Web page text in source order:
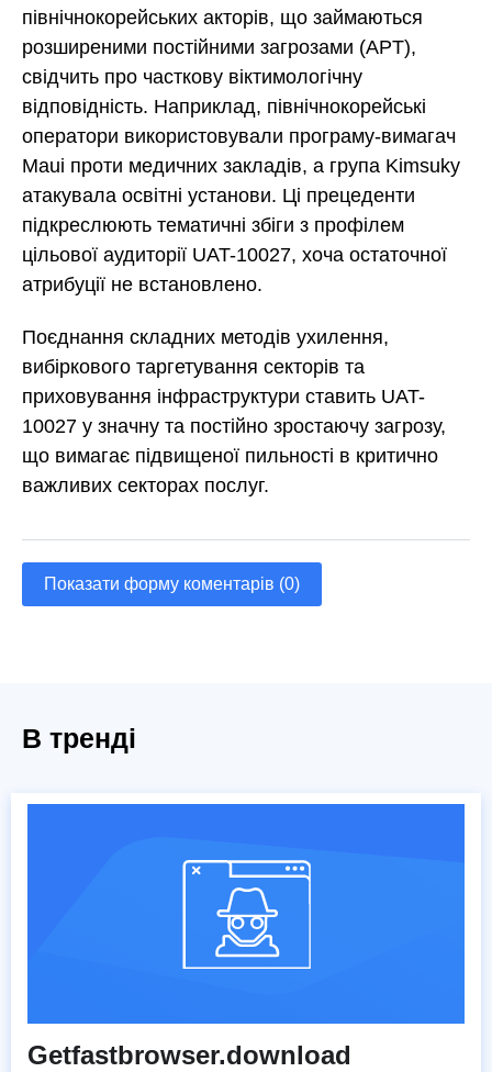
північнокорейських акторів, що займаються
розширеними постійними загрозами (APT),
свідчить про часткову віктимологічну
відповідність. Наприклад, північнокорейські
оператори використовували програму-вимагач
Maui проти медичних закладів, а група Kimsuky
атакувала освітні установи. Ці прецеденти
підкреслюють тематичні збіги з профілем
цільової аудиторії UAT-10027, хоча остаточної
атрибуції не встановлено.
Поєднання складних методів ухилення,
вибіркового таргетування секторів та
приховування інфраструктури ставить UAT-
10027 у значну та постійно зростаючу загрозу,
що вимагає підвищеної пильності в критично
важливих секторах послуг.
Показати форму коментарів (0)
В тренді
Getfastbrowser.download